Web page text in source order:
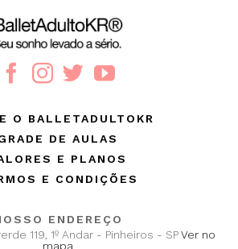
ENDEREÇO
119, 1º Andar - Pinheiros - SPVer no
mapa
O BALLETADULTOKR
DE AULAS
E PLANOS
E CONDIÇÕES